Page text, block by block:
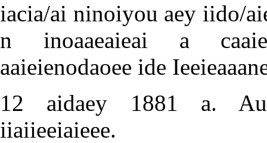
iacia/ai ninoiyou aey iido/
n inoaaeaieai a
aaieienodaoee ide
12 aidaey 1881 a.
iiaiieeiaieee.